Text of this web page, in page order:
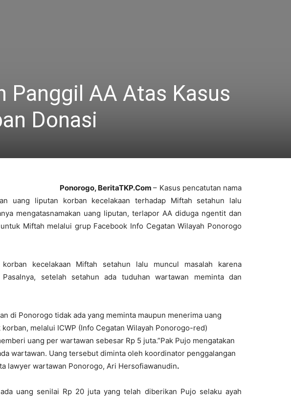
Panggil AA Atas Kasus
Donasi
Ponorogo, BeritaTKP.Com– Kasus pencatutan nama
uang liputan korban kecelakaan terhadap Miftah setahun lalu
mengatasnamakan uang liputan, terlapor AA diduga ngentit dan
Miftah melalui grup Facebook Info Cegatan Wilayah Ponorogo
kecelakaan Miftah setahun lalu muncul masalah karena
setelah setahun ada tuduhan wartawan meminta dan
di Ponorogo tidak ada yang meminta maupun menerima uang
melalui ICWP (Info Cegatan Wilayah Ponorogo-red)
uang per wartawan sebesar Rp 5 juta.”Pak Pujo mengatakan
wartawan. Uang tersebut diminta oleh koordinator penggalangan
lawyer wartawan Ponorogo, Ari Hersofiawanudin.
uang senilai Rp 20 juta yang telah diberikan Pujo selaku ayah